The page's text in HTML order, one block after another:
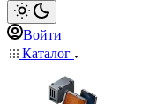
Войти
Каталог